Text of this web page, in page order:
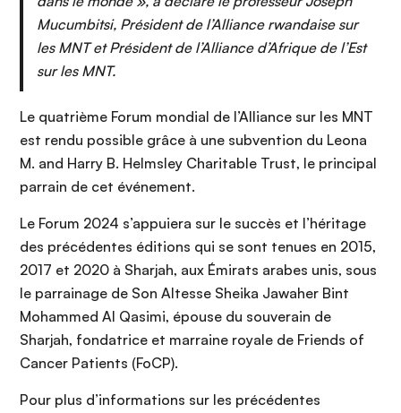
Mucumbitsi, Président de l’Alliance rwandaise sur
les MNT et Président de l’Alliance d’Afrique de l’Est
sur les MNT.
Le quatrième Forum mondial de l’Alliance sur les MNT
est rendu possible grâce à une subvention du Leona
M. and Harry B. Helmsley Charitable Trust, le principal
parrain de cet événement.
Le Forum 2024 s’appuiera sur le succès et l’héritage
des précédentes éditions qui se sont tenues en 2015,
2017 et 2020 à Sharjah, aux Émirats arabes unis, sous
le parrainage de Son Altesse Sheika Jawaher Bint
Mohammed Al Qasimi, épouse du souverain de
Sharjah, fondatrice et marraine royale de Friends of
Cancer Patients (FoCP).
Pour plus d’informations sur les précédentes